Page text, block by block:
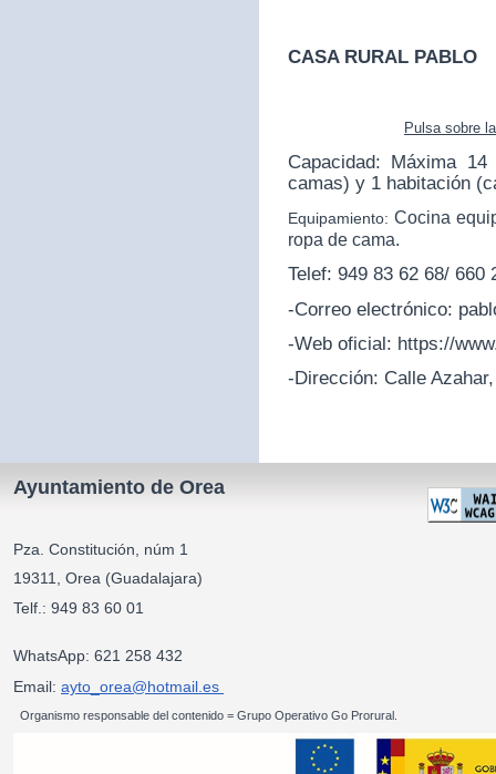
CASA RURAL PABLO
Pulsa sobre
Capacidad: Máxima
camas) y 1 habitación
Equipamiento: Cocina
ropa de cama.
Telef: 949 83 62 68/ 660
-Correo electrónico:
-Web oficial: https://
-Dirección: Calle
Ayuntamiento de Orea
Pza. Constitución, núm 1
19311, Orea (Guadalajara)
Telf.: 949 83 60 01
WhatsApp: 621 258 432
Email: ayto_orea@hotmail.es
Organismo responsable del contenido = Grupo Operativo Go Prorural.